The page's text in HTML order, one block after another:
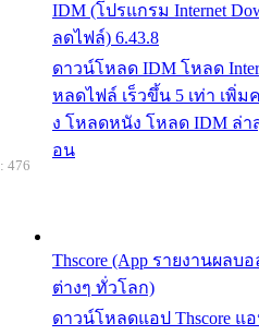
IDM (โปรแกรม Internet
ลดไฟล์) 6.43.8
ดาวน์โหลด IDM โหลด
หลดไฟล์ เร็วขึ้น 5 เท่า เพิ่
ง โหลดหนัง โหลด IDM ล่า
อน
Thscore (App รายงานผล
ต่างๆ ทั่วโลก)
ดาวน์โหลดแอป Thscore แ
476